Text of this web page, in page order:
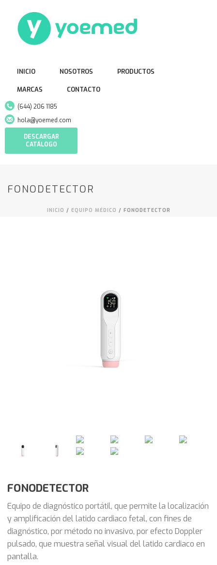
INICIO NOSOTROS PRODUCTOS
MARCAS CONTACTO
(644) 206 1185
hola@yoemed.com
DESCARGAR
CATÁLOGO
FONODETECTOR
INICIO / EQUIPO MÉDICO / FONODETECTOR
FONODETECTOR
Equipo de diagnóstico portátil, que permite la localización
y amplificación del latido cardiaco fetal, con fines de
diagnóstico, por método no invasivo, por efecto Doppler
pulsado, que muestra señal visual del latido cardiaco en
pantalla.